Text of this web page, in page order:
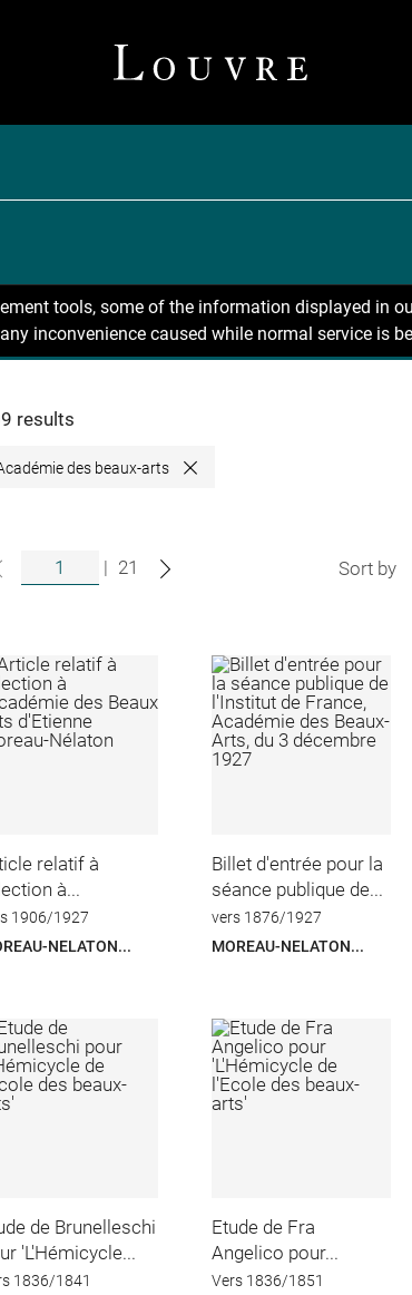
tools, some of the information displayed in
inconvenience caused while normal service is
results
des beaux-arts Close
| 21 Sort by
relatif à
à...
1906/1927
NELATON...
Billet d'entrée pour la
séance publique de...
vers 1876/1927
MOREAU-NELATON...
de Brunelleschi
'L'Hémicycle...
1836/1841
Etude de Fra
Angelico pour...
Vers 1836/1851